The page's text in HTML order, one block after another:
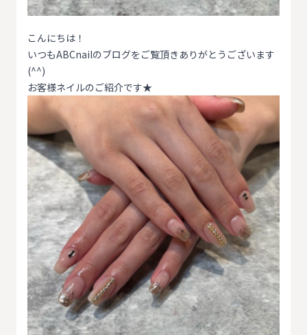
こんにちは！
いつもABCnailのブログをご覧頂きありがとうございます
(^^)
お客様ネイルのご紹介です★